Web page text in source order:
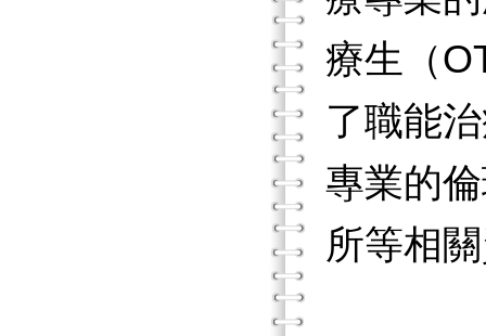
療生（
了職能
專業的
所等相